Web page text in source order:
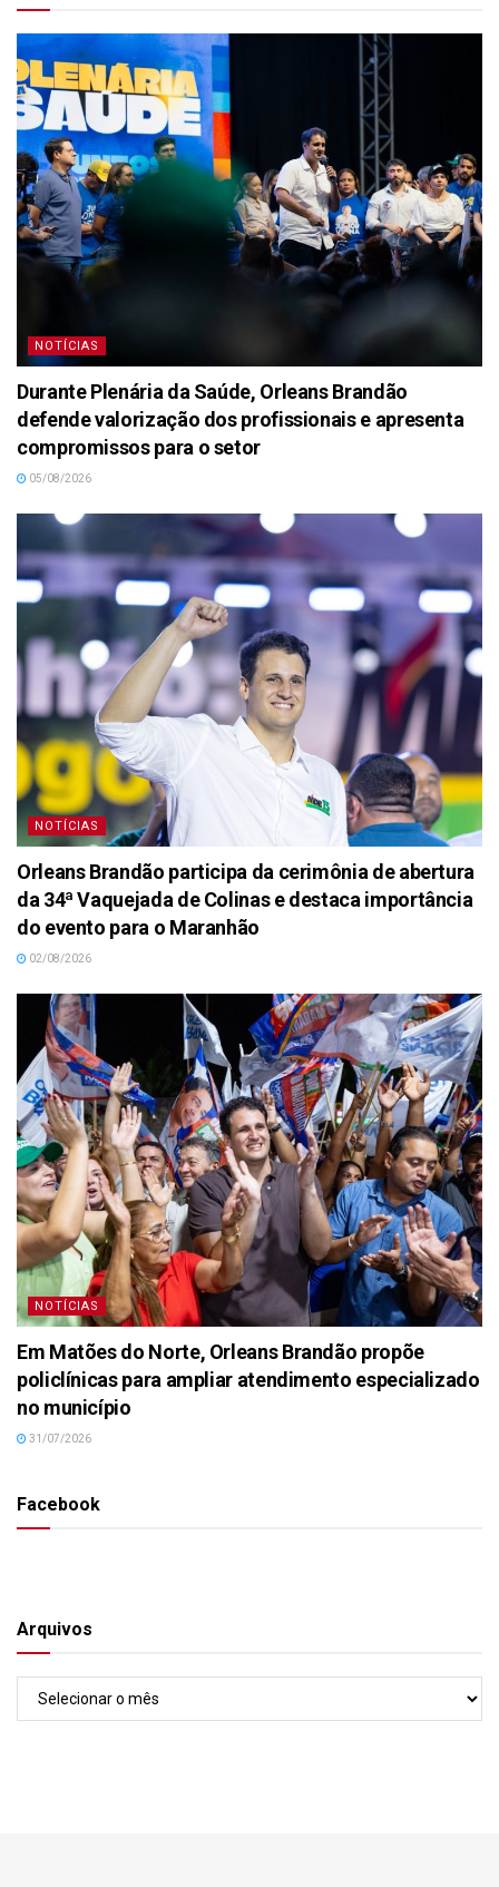
NOTÍCIAS
Durante Plenária da Saúde, Orleans Brandão
defende valorização dos profissionais e apresenta
compromissos para o setor
05/08/2026
NOTÍCIAS
Orleans Brandão participa da cerimônia de abertura
da 34ª Vaquejada de Colinas e destaca importância
do evento para o Maranhão
02/08/2026
NOTÍCIAS
Em Matões do Norte, Orleans Brandão propõe
policlínicas para ampliar atendimento especializado
no município
31/07/2026
Facebook
Arquivos